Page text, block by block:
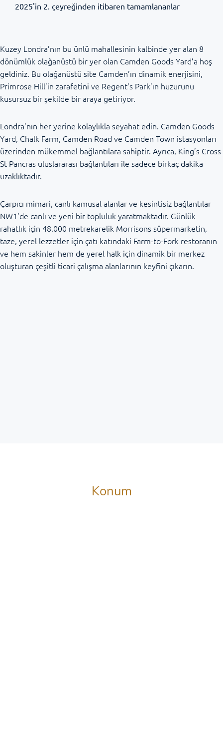
2025'in 2. çeyreğinden itibaren tamamlananlar
Kuzey Londra’nın bu ünlü mahallesinin kalbinde yer alan 8
dönümlük olağanüstü bir yer olan Camden Goods Yard’a hoş
geldiniz. Bu olağanüstü site Camden’ın dinamik enerjisini,
Primrose Hill’in zarafetini ve Regent’s Park’ın huzurunu
kusursuz bir şekilde bir araya getiriyor.
Londra’nın her yerine kolaylıkla seyahat edin. Camden Goods
Yard, Chalk Farm, Camden Road ve Camden Town istasyonları
üzerinden mükemmel bağlantılara sahiptir. Ayrıca, King’s Cross
St Pancras uluslararası bağlantıları ile sadece birkaç dakika
uzaklıktadır.
Çarpıcı mimari, canlı kamusal alanlar ve kesintisiz bağlantılar
NW1’de canlı ve yeni bir topluluk yaratmaktadır. Günlük
rahatlık için 48.000 metrekarelik Morrisons süpermarketin,
taze, yerel lezzetler için çatı katındaki Farm-to-Fork restoranın
ve hem sakinler hem de yerel halk için dinamik bir merkez
oluşturan çeşitli ticari çalışma alanlarının keyfini çıkarın.
Konum